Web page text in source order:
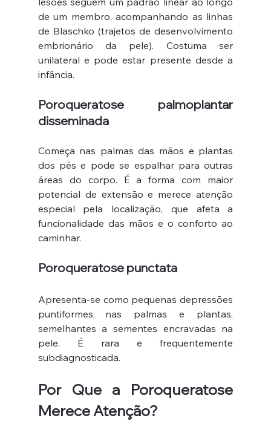
de um membro, acompanhando as linhas
de Blaschko (trajetos de desenvolvimento
embrionário da pele). Costuma ser
unilateral e pode estar presente desde a
infância.
Poroqueratose palmoplantar
disseminada
Começa nas palmas das mãos e plantas
dos pés e pode se espalhar para outras
áreas do corpo. É a forma com maior
potencial de extensão e merece atenção
especial pela localização, que afeta a
funcionalidade das mãos e o conforto ao
caminhar.
Poroqueratose punctata
Apresenta-se como pequenas depressões
puntiformes nas palmas e plantas,
semelhantes a sementes encravadas na
pele. É rara e frequentemente
subdiagnosticada.
Por Que a Poroqueratose
Merece Atenção?